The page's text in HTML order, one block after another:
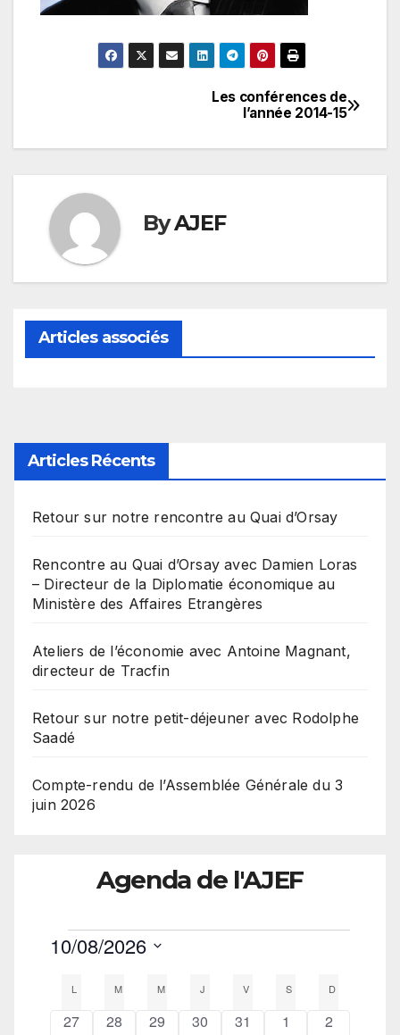
de
Les conférences de
l’année 2014-15
ByAJEF
Articles associés
Articles Récents
Retour sur notre rencontre au Quai d’Orsay
Rencontre au Quai d’Orsay avec Damien Loras
– Directeur de la Diplomatie économique au
Ministère des Affaires Etrangères
Ateliers de l’économie avec Antoine Magnant,
directeur de Tracfin
Retour sur notre petit-déjeuner avec Rodolphe
Saadé
Compte-rendu de l’Assemblée Générale du 3
juin 2026
Agenda de l'AJEF